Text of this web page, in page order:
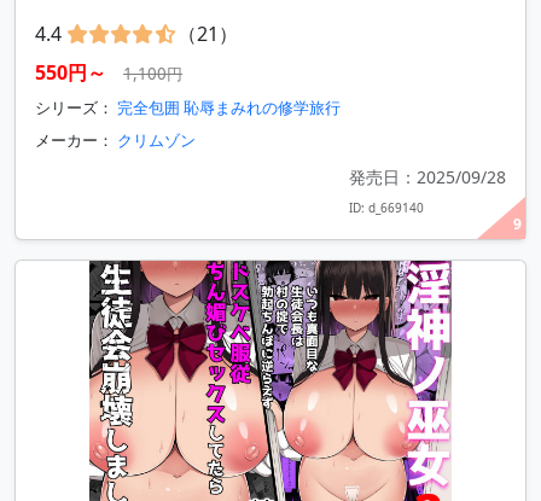
9
4.4
（21）
550円～
1,100円
シリーズ： 完全包囲 恥辱まみれの修学旅行
メーカー： クリムゾン
発売日：2025/09/28
ID: d_669140